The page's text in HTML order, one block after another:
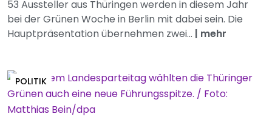
53 Aussteller aus Thüringen werden in diesem Jahr
bei der Grünen Woche in Berlin mit dabei sein. Die
Hauptpräsentation übernehmen zwei... | mehr
POLITIK